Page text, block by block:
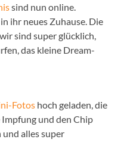
sind nun online.
ihr neues Zuhause. Die
sind super glücklich,
das kleine Dream-
Fotos hoch geladen, die
und den Chip
und alles super